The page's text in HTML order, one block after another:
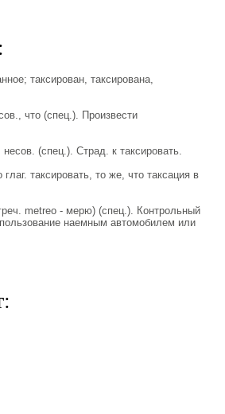
таксирован, таксирована,
что (спец.). Произвести
(спец.). Страд. к таксировать.
таксировать, то же, что таксация в
metreo - мерю) (спец.). Контрольный
наемным автомобилем или